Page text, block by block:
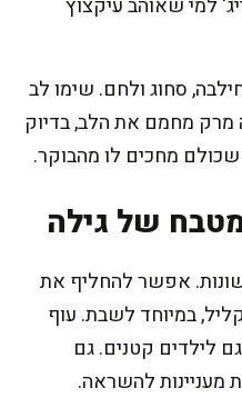
למי שאוהב עיקצוץ
סחוג ולחם. שימו לב
מרק מחמם את הלב, בדיוק
מחכים לו מהבוקר.
של גילה
אפשר להחליף את
במיוחד לשבת. עוף
לילדים קטנים. גם
מעניינות להשראה.